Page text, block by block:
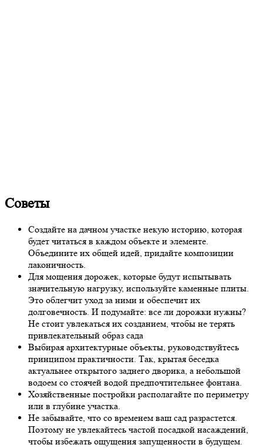
Советы
Создайте на дачном участке некую историю, которая
будет читаться в каждом объекте и элементе.
Объедините их общей идей, придайте композиции
лаконичность.
Для мощения дорожек, которые будут испытывать
значительную нагрузку, используйте каменные плиты.
Это облегчит уход за ними и обеспечит их
долговечность. И подумайте: все ли дорожки нужны?
Не стоит увлекаться их созданием, чтобы не терять
привлекательный образ сада
Выбирая архитектурные объекты, руководствуйтесь
принципом практичности. Так, крытая беседка
актуальнее открытого заднего дворика, а небольшой
водоем со стоячей водой предпочтительнее фонтана.
Хозяйственные постройки располагайте по периметру
или в глубине участка.
Не забывайте, что со временем ваш сад разрастется.
Поэтому не увлекайтесь частой посадкой насаждений,
чтобы избежать ощущения запущенности в будущем.